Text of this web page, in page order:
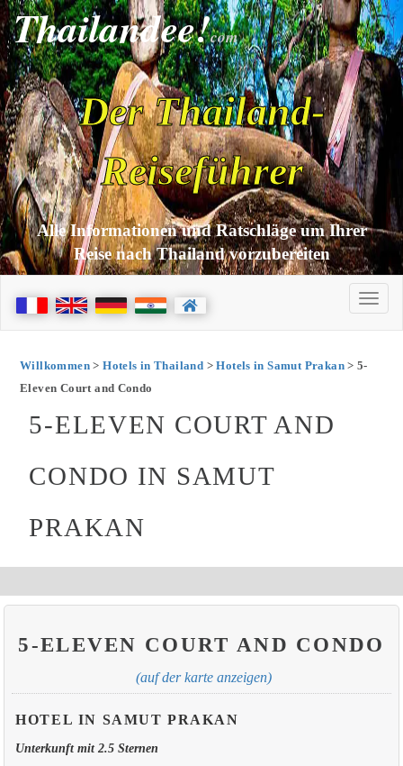
Thailandee!com
Der Thailand-
Reiseführer
Alle Informationen und Ratschläge um Ihrer
Reise nach Thailand vorzubereiten
Willkommen>Hotels in Thailand >Hotels in Samut Prakan> 5-
Eleven Court and Condo
5-ELEVEN COURT AND
CONDO IN SAMUT
PRAKAN
5-ELEVEN COURT AND CONDO
(auf der karte anzeigen)
HOTEL IN SAMUT PRAKAN
Unterkunft mit 2.5 Sternen